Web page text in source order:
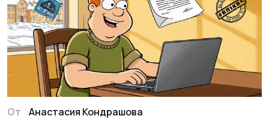
От Анастасия Кондрашова